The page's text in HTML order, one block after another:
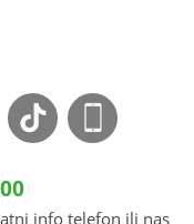
info telefon ili nas